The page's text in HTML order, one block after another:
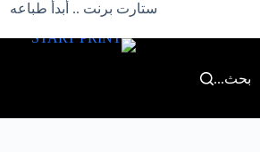
المحتوى
ستارت برنت .. أبدأ طباعه
بحث...